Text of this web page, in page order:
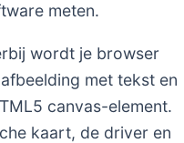
meten.
wordt je browser
met tekst en
canvas-element.
kaart, de driver en